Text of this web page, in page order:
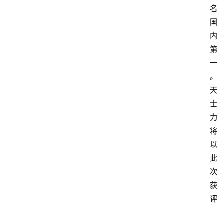
名
国
内
第
一
。
天
士
力
将
以
此
次
获
评